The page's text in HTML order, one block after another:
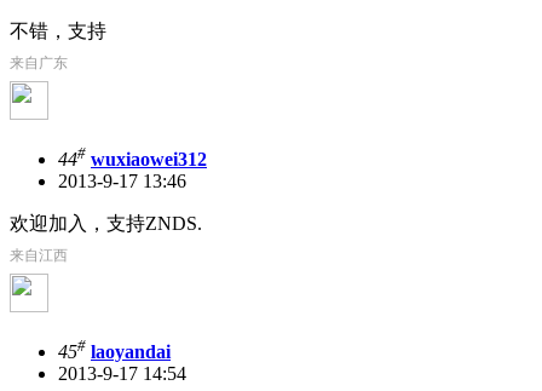
不错，支持
来自广东
44# wuxiaowei312
2013-9-17 13:46
欢迎加入，支持ZNDS.
来自江西
45# laoyandai
2013-9-17 14:54